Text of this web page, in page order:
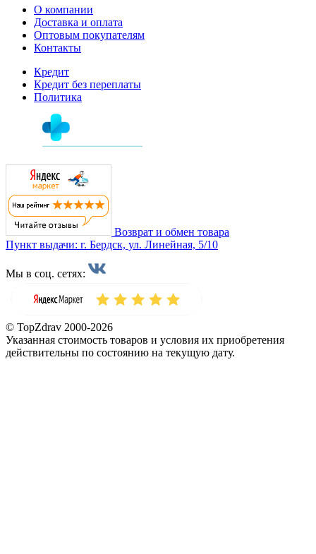
О компании
Доставка и оплата
Оптовым покупателям
Контакты
Кредит
Кредит без переплаты
Политика
Возврат и обмен товара
Пункт выдачи: г. Бердск, ул. Линейная, 5/10
Мы в соц. сетях:
© TopZdrav 2000-2026
Указанная стоимость товаров и условия их приобретения
действительны по состоянию на текущую дату.